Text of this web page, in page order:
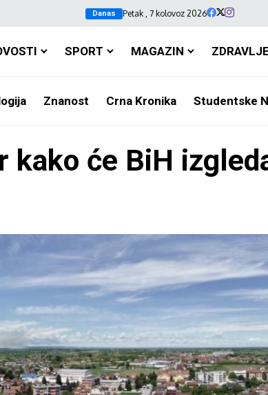
Danas Petak , 7 kolovoz 2026
SPORT MAGAZIN ZDRAVLJE
Znanost Crna Kronika Studentske
kako će BiH